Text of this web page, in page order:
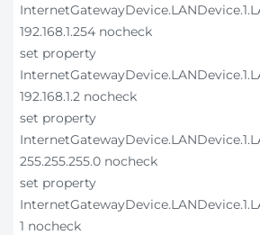
192.168.1.254 nocheck
set property
192.168.1.2 nocheck
set property
255.255.255.0 nocheck
set property
1 nocheck